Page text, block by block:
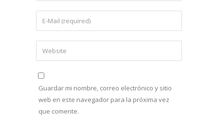
Guardar mi nombre, correo electrónico y sitio
web en este navegador para la próxima vez
que comente.